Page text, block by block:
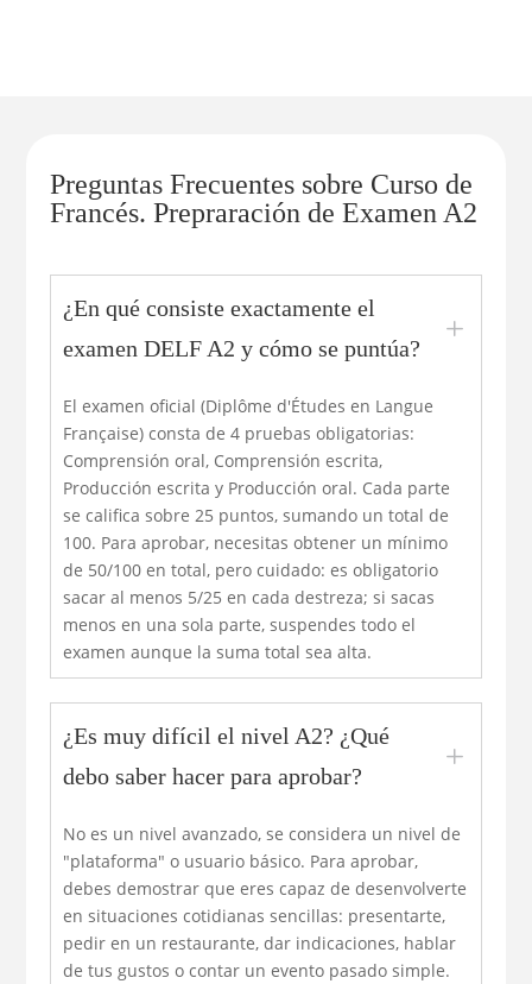
Preguntas Frecuentes sobre Curso de
Francés. Prepraración de Examen A2
¿En qué consiste exactamente el
examen DELF A2 y cómo se puntúa?
L
El examen oficial (Diplôme d'Études en Langue
Française) consta de 4 pruebas obligatorias:
Comprensión oral, Comprensión escrita,
Producción escrita y Producción oral. Cada parte
se califica sobre 25 puntos, sumando un total de
100. Para aprobar, necesitas obtener un mínimo
de 50/100 en total, pero cuidado: es obligatorio
sacar al menos 5/25 en cada destreza; si sacas
menos en una sola parte, suspendes todo el
examen aunque la suma total sea alta.
¿Es muy difícil el nivel A2? ¿Qué
debo saber hacer para aprobar?
L
No es un nivel avanzado, se considera un nivel de
"plataforma" o usuario básico. Para aprobar,
debes demostrar que eres capaz de desenvolverte
en situaciones cotidianas sencillas: presentarte,
pedir en un restaurante, dar indicaciones, hablar
de tus gustos o contar un evento pasado simple.